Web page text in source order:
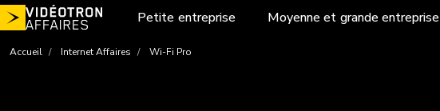
Aller
au
contenu
Petite entreprise Moyenne et grande entreprise
Accueil Internet Affaires Wi-Fi Pro